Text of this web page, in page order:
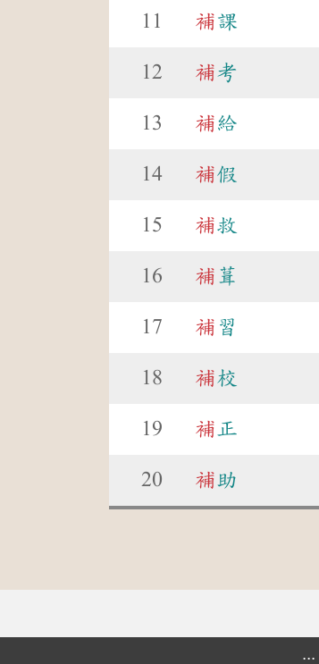
11 補課
12 補考
13 補給
14 補假
15 補救
16 補 葺
17 補 習
18 補校
19 補 正
20 補助
:::